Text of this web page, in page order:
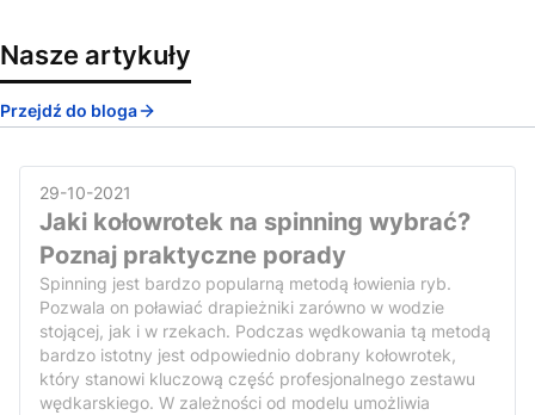
Nasze artykuły
Przejdź do bloga
29-10-2021
Jaki kołowrotek na spinning wybrać?
Poznaj praktyczne porady
Spinning jest bardzo popularną metodą łowienia ryb.
Pozwala on poławiać drapieżniki zarówno w wodzie
stojącej, jak i w rzekach. Podczas wędkowania tą metodą
bardzo istotny jest odpowiednio dobrany kołowrotek,
który stanowi kluczową część profesjonalnego zestawu
wędkarskiego. W zależności od modelu umożliwia